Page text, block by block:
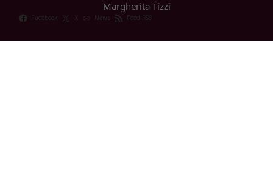
Margherita Tizzi
Facebook X News Feed RSS